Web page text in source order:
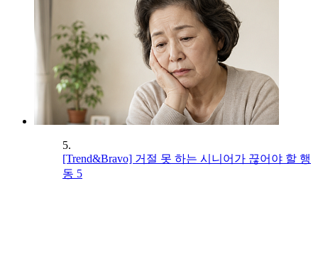
5.
[Trend&Bravo] 거절 못 하는 시니어가 끊어야 할 행
동 5